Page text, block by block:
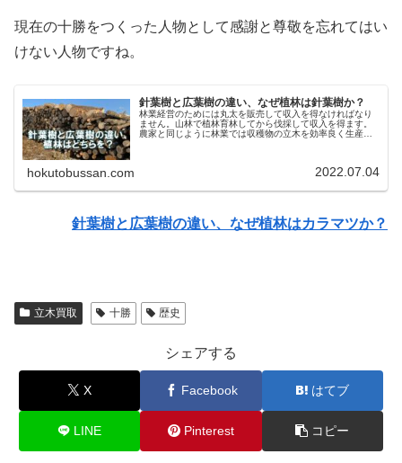
現在の十勝をつくった人物として感謝と尊敬を忘れてはい
けない人物ですね。
針葉樹と広葉樹の違い、なぜ植林は針葉樹か？
林業経営のためには丸太を販売して収入を得なければなり
ません。山林で植林育林してから伐採して収入を得ます。
農家と同じように林業では収穫物の立木を効率良く生産し
hokutobussan.com 2022.07.04
針葉樹と広葉樹の違い、なぜ植林はカラマツか？
立木買取 十勝 歴史
シェアする
X Facebook はてブ
LINE Pinterest コピー